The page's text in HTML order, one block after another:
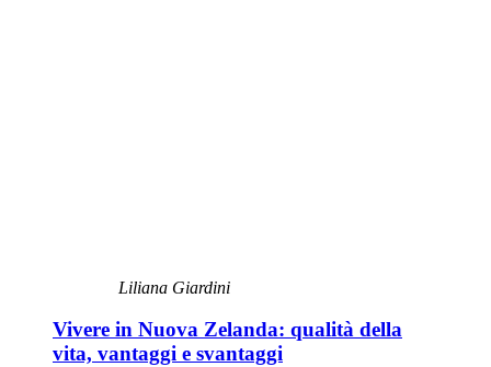
Liliana Giardini
Vivere in Nuova Zelanda: qualità della
vita, vantaggi e svantaggi